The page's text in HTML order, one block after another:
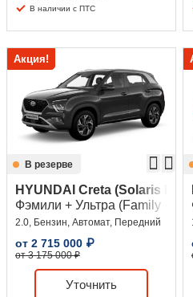
В наличии с ПТС
Акция!
В резерве
HYUNDAI Creta (Solaris HC)
Фэмили + Ультра (Family +
2.0, Бензин, Автомат, Передний
от 2 715 000 ₽
от 3 175 000 ₽
Уточнить